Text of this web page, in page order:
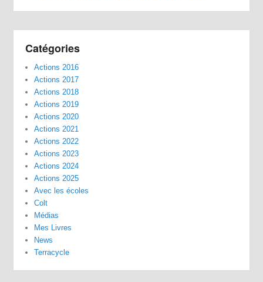
Catégories
Actions 2016
Actions 2017
Actions 2018
Actions 2019
Actions 2020
Actions 2021
Actions 2022
Actions 2023
Actions 2024
Actions 2025
Avec les écoles
Colt
Médias
Mes Livres
News
Terracycle